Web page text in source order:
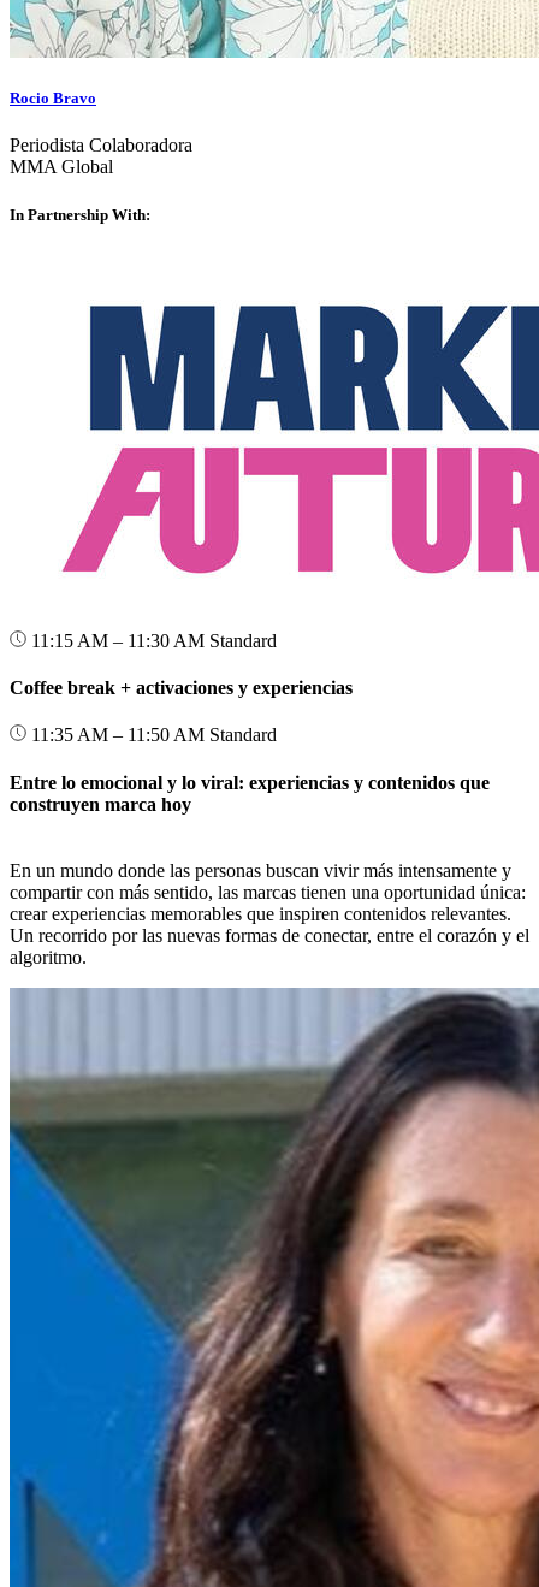
Rocio Bravo
Periodista Colaboradora
MMA Global
In Partnership With:
11:15 AM – 11:30 AM Standard
Coffee break + activaciones y experiencias
11:35 AM – 11:50 AM Standard
Entre lo emocional y lo viral: experiencias y contenidos que
construyen marca hoy
En un mundo donde las personas buscan vivir más intensamente y
compartir con más sentido, las marcas tienen una oportunidad única:
crear experiencias memorables que inspiren contenidos relevantes.
Un recorrido por las nuevas formas de conectar, entre el corazón y el
algoritmo.